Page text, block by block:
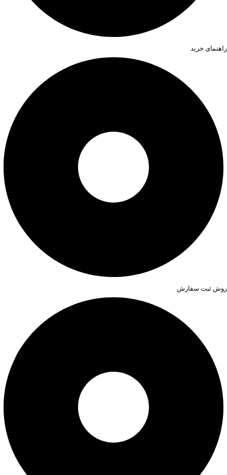
راهنمای خرید
روش ثبت سفارش